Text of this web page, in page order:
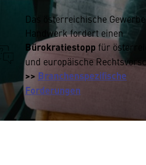
Das österreichische
Handwerk fordert einen
Bürokratiestopp für
und europäische
>> Branchenspezifische
Forderungen